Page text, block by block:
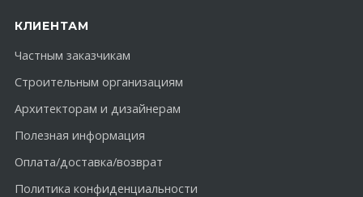
КЛИЕНТАМ
Частным заказчикам
Строительным организациям
Архитекторам и дизайнерам
Полезная информация
Оплата/доставка/возврат
Политика конфиденциальности